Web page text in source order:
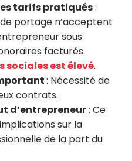
tarifs pratiqués:
portage n’acceptent
sous
facturés.
sociales est élevé.
: Nécessité de
contrats.
d’entrepreneur: Ce
sur la
de la part du